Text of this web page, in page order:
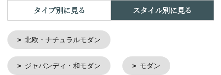
タイプ別に見る スタイル別に見る
北欧・ナチュラルモダン
ジャパンディ・和モダン モダン